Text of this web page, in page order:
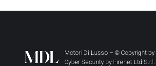
Motori Di Lusso – © Copyright by
Cyber Security by Firenet Ltd S.r.l.